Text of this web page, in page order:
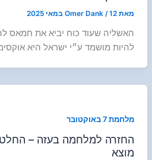
מאת Omer Dank /12 במאי 2025
האשליה שעוד כוח יביא את חמאס
להיות מושמד ע״י ישראל היא
מלחמת 7 באוקטובר
החזרה למלחמה בעזה –
מוצא